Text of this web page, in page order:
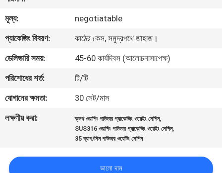
মান
নিয়ন্ত্রণ
আমাদের
সাথে
যোগাযোগ
করুন
খবর
মূল্য:
negotiatable
প্যাকেজিং বিবরণ:
কাঠের কেস, সমুদ্রপথে জাহাজ।
ডেলিভারি সময়:
45-60 কার্যদিবস (আলোচনাসাপেক্ষ)
পরিশোধের শর্ত:
টি/টি
যোগানের ক্ষমতা:
30 সেট/মাস
লক্ষণীয় করা:
ক্লথ ওয়াশিং পাউডার প্যাকেজিং ওয়েইং মেশিন,
SUS316 ওয়াশিং পাউডার প্যাকেজিং ওয়েইং মেশিন,
35 ব্যাগ/মিন পাউডার ওয়েটিং মেশিন
ভালো দাম